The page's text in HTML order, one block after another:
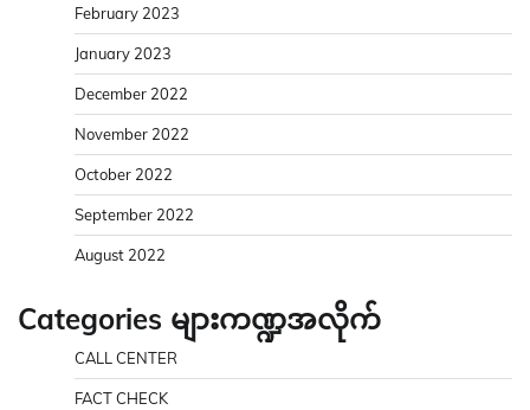
February 2023
January 2023
December 2022
November 2022
October 2022
September 2022
August 2022
Categories များကဏ္ဍအလိုက်
CALL CENTER
FACT CHECK